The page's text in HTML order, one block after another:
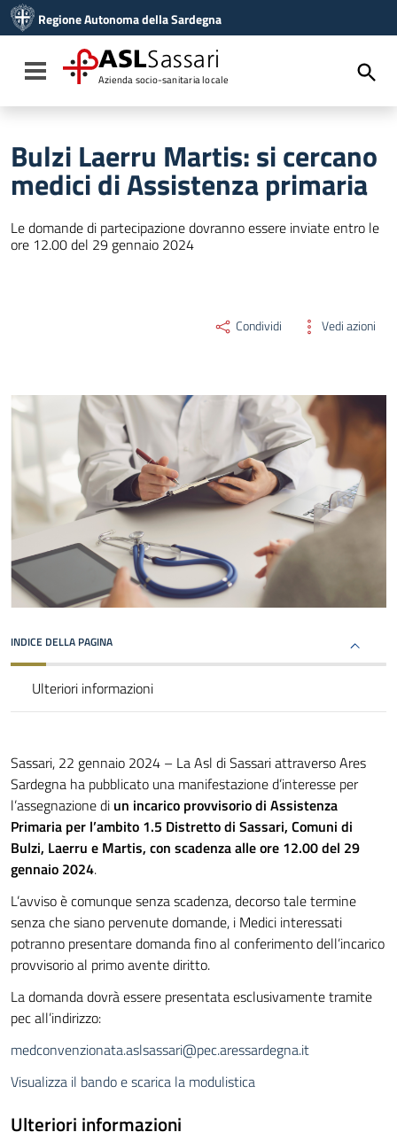
Vai al menu di navigazione
Vai al footer
Regione Autonoma della Sardegna
Toggle navigation
ASLSassari
Azienda socio-sanitaria locale
Bulzi Laerru Martis: si cercano
medici di Assistenza primaria
Le domande di partecipazione dovranno essere inviate entro le
ore 12.00 del 29 gennaio 2024
Condividi Vedi azioni
INDICE DELLA PAGINA
Ulteriori informazioni
Sassari, 22 gennaio 2024 – La Asl di Sassari attraverso Ares
Sardegna ha pubblicato una manifestazione d’interesse per
l’assegnazione di un incarico provvisorio di Assistenza
Primaria per l’ambito 1.5 Distretto di Sassari, Comuni di
Bulzi, Laerru e Martis, con scadenza alle ore 12.00 del 29
gennaio 2024.
L’avviso è comunque senza scadenza, decorso tale termine
senza che siano pervenute domande, i Medici interessati
potranno presentare domanda fino al conferimento dell’incarico
provvisorio al primo avente diritto.
La domanda dovrà essere presentata esclusivamente tramite
pec all’indirizzo:
medconvenzionata.aslsassari@pec.aressardegna.it
Visualizza il bando e scarica la modulistica
Ulteriori informazioni